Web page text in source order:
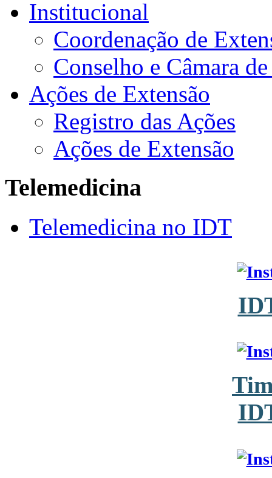
Institucional
Coordenação de
Conselho e Câmara
Ações de Extensão
Registro das Ações
Ações de Extensão
Telemedicina
Telemedicina no IDT